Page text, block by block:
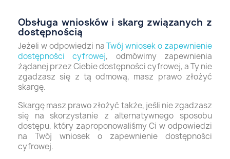
Obsługa wniosków i skarg związanych z
dostępnością
Jeżeli w odpowiedzi naTwój wniosek o zapewnienie
dostępności cyfrowej, odmówimy zapewnienia
żądanej przez Ciebie dostępności cyfrowej, a Ty nie
zgadzasz się z tą odmową, masz prawo złożyć
skargę.
Skargę masz prawo złożyć także, jeśli nie zgadzasz
się na skorzystanie z alternatywnego sposobu
dostępu, który zaproponowaliśmy Ci w odpowiedzi
na Twój wniosek o zapewnienie dostępności
cyfrowej.